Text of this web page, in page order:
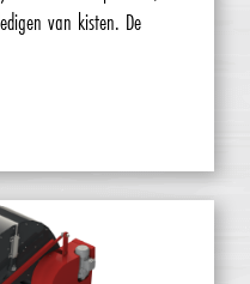
van kisten. De